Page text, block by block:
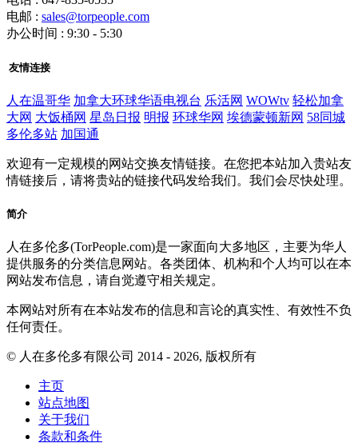
电邮 : sales@torpeople.com
办公时间 : 9:30 - 5:30
友情连接
人在温哥华 加拿大环球华语电视台 乐活网 WOWtv 轻松加拿
大网 大饭桶网 星岛日报 明报 环球华网 埃德蒙顿新网 58同城
多伦多站 加国通
欢迎有一定规模的网站交换友情链接。在您把本站加入贵站友
情链接后，请将贵站的链接代码发给我们。我们会尽快处理。
简介
人在多伦多(TorPeople.com)是一家面向大多地区，主要为华人
提供服务的分类信息网站。各类团体、机构和个人均可以在本
网站发布信息，请自觉遵守相关规定。
本网站对所有在本站发布的信息和言论的真实性、有效性不负
任何责任。
© 人在多伦多有限公司 2014 - 2026, 版权所有
主页
站点地图
关于我们
条款和条件